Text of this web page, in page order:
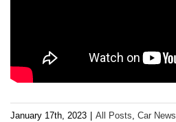
January 17th, 2023 All Posts, Car News